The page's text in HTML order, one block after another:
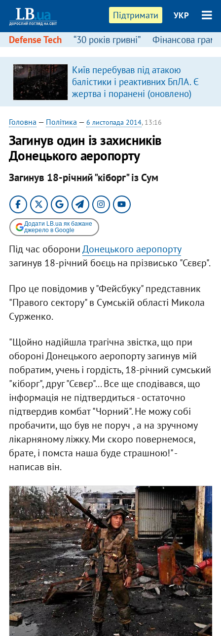
Підтримати УКР
Defense Tech “30 років гривні” Фінансова
Київ перебував під атакою
балістики і реактивних БпЛА. Є
жертва і поранені (оновлено)
Головна — Політика — 6 листопада 2014, 13:16
Загинув один із захисників
Донецького аеропорту
Загинув 18-річний "кіборг" із Сум
Додати LB.ua як бажане
джерело в Google
Під час оборониДонецького аеропорту
загинув 18-річний боєць на прізвисько "Сєвєр".
Про це повідомив у "Фейсбуку" представник
"Правого сектору" в Сумській області Микола
Сурженко.
"Щойно надійшла трагічна звістка, що при
обороні Донецького аеропорту загинув мій
побратим, учень і гордість, 18-річний сумський
"кіборг", друг "Сєвєр"... Все ще сподівався, що
інформація не підтвердиться - остаточно
підтвердив комбат "Чорний". Не можу собі
пробачити, що був не поруч , а на зручному
лікарняному ліжку. Ми скоро повернемося,
брате, і помста наша буде страшною!" -
написав він.